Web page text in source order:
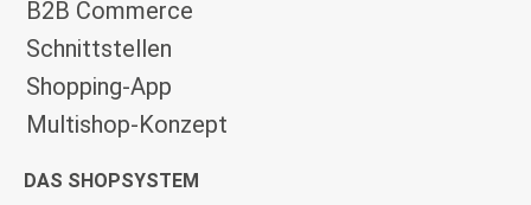
B2B Commerce
Schnittstellen
Shopping-App
Multishop-Konzept
DAS SHOPSYSTEM